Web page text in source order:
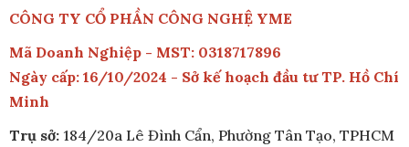
CÔNG TY CỔ PHẦN CÔNG NGHỆ YME
Mã Doanh Nghiệp - MST: 0318717896
Ngày cấp: 16/10/2024 - Sở kế hoạch đầu tư TP. Hồ Chí
Minh
Trụ sở: 184/20a Lê Đình Cẩn, Phường Tân Tạo, TPHCM